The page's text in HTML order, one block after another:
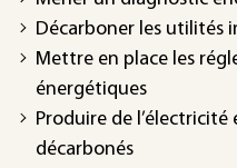
Décarboner les utilités
Mettre en place les
énergétiques
Produire de l’électricité
décarbonés